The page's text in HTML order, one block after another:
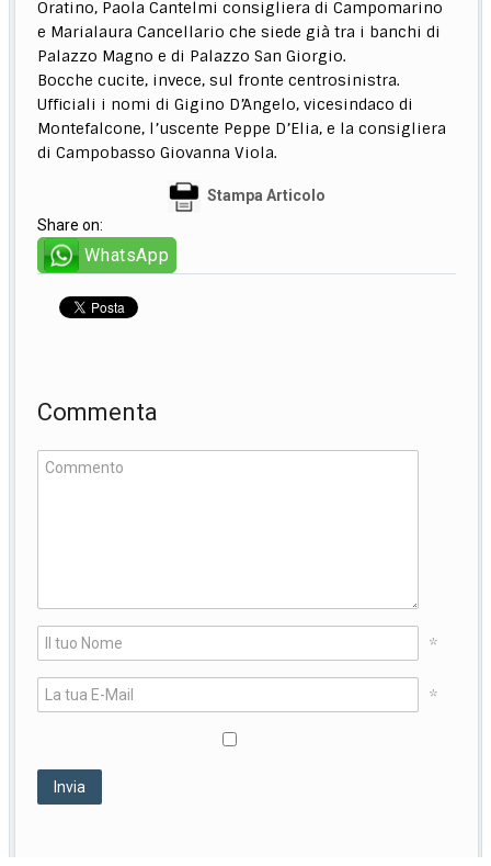
Oratino, Paola Cantelmi consigliera di Campomarino
e Marialaura Cancellario che siede già tra i banchi di
Palazzo Magno e di Palazzo San Giorgio.
Bocche cucite, invece, sul fronte centrosinistra.
Ufficiali i nomi di Gigino D’Angelo, vicesindaco di
Montefalcone, l’uscente Peppe D’Elia, e la consigliera
di Campobasso Giovanna Viola.
Stampa Articolo
Share on:
WhatsApp
Commenta
*
*